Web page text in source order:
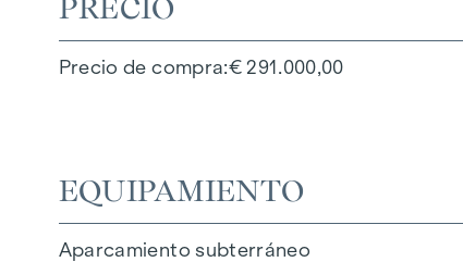
Precio de compra € 291.000,00
EQUIPAMIENTO
Aparcamiento subterráneo